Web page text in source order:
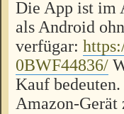
Die App ist im
als Android
verfügar:
0BWF44836/
Kauf
Amazon-